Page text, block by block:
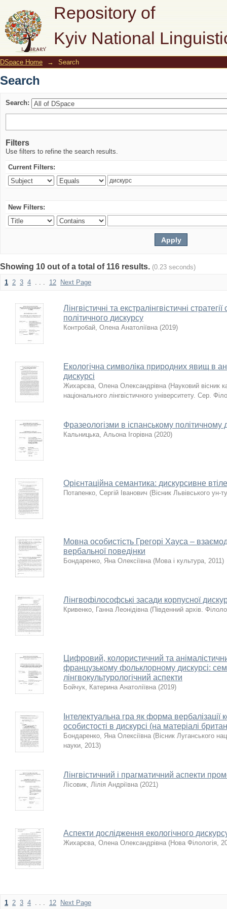
Repository of
Kyiv National
Search
DSpace Home → Search
Search
Search:
Filters
Use filters to refine the search results.
Current Filters:
New Filters:
Showing 10 out of a total of 116 results. (0.23 seconds)
1 2 3 4 . . . 12 Next Page
Лінгвістичні та екстралінгвістичні
політичного дискурсу
Контробай, Олена Анатоліївна (2019)
Екологічна символіка природних явищ в
дискурсі
Жихарєва, Олена Олександрівна (Науковий
національного лінгвістичного університету. Сер.
Фразеологізми в іспанському політичному
Кальницька, Альона Ігорівна (2020)
Орієнтаційна семантика: дискурсивне
Потапенко, Сергій Іванович (Вісник Львівського ун-
Мовна особистість Грегорі Хауса –
вербальної поведінки
Бондаренко, Яна Олексіївна (Мова і культура, 2011)
Лінгвофілософські засади корпусної
Кривенко, Ганна Леонідівна (Південний архів.
Цифровий, колористичний та
французькому фольклорному дискурсі:
лінгвокультурологічний аспекти
Бойчук, Катерина Анатоліївна (2019)
Інтелектуальна гра як форма вербалізації
особистості в дискурсі (на матеріалі
Бондаренко, Яна Олексіївна (Вісник Луганського
науки, 2013)
Лінгвістичний і прагматичний аспекти
Лісовик, Лілія Андріївна (2021)
Аспекти дослідження екологічного
Жихарєва, Олена Олександрівна (Нова Філологія,
1 2 3 4 . . . 12 Next Page